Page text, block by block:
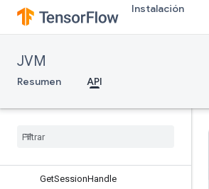
Instalación
JVM
Resumen API
EncodeProto
EnsureShape
Exit
ExpandDims
Fill
GetSessionHandle